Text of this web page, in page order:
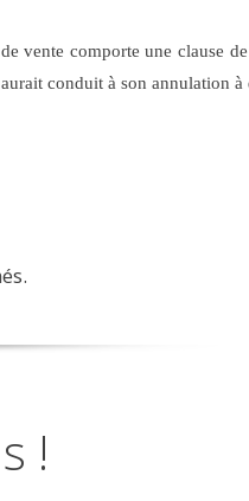
vente comporte une clause
conduit à son annulation à
!